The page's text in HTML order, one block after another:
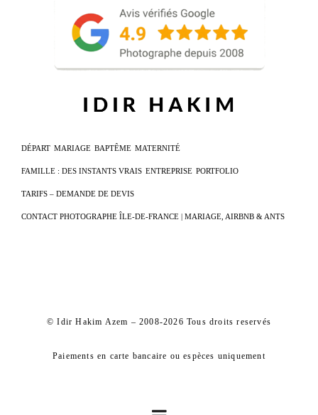
DÉPART MARIAGE BAPTÊME MATERNITÉ
FAMILLE : DES INSTANTS VRAIS ENTREPRISE PORTFOLIO
TARIFS – DEMANDE DE DEVIS
CONTACT PHOTOGRAPHE ÎLE-DE-FRANCE | MARIAGE, AIRBNB & ANTS
© Idir Hakim Azem – 2008-2026 Tous droits reservés
Paiements en carte bancaire ou espèces uniquement